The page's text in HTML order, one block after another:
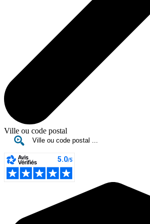
Ville ou code postal